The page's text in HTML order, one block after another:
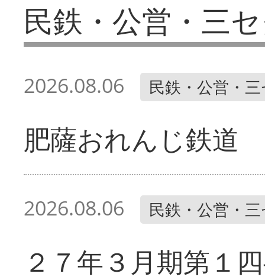
民鉄・公営・三
2026.08.06 民鉄・公営・
肥薩おれんじ鉄
2026.08.06 民鉄・公営・
２７年３月期第１